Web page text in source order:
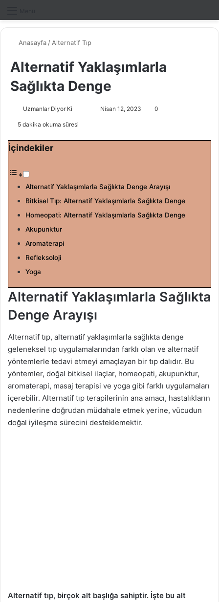
Anasayfa / Alternatif Tıp
Alternatif Yaklaşımlarla
Sağlıkta Denge
Uzmanlar Diyor Ki
n
X
s
t
a
m
k
Nisan 12, 2023 0
5 dakika okuma süresi
İçindekiler
Alternatif Yaklaşımlarla Sağlıkta Denge Arayışı
Bitkisel Tıp: Alternatif Yaklaşımlarla Sağlıkta Denge
Homeopati: Alternatif Yaklaşımlarla Sağlıkta Denge
Akupunktur
Aromaterapi
Refleksoloji
Yoga
Alternatif Yaklaşımlarla Sağlıkta
Denge Arayışı
Alternatif tıp, alternatif yaklaşımlarla sağlıkta denge
geleneksel tıp uygulamalarından farklı olan ve alternatif
yöntemlerle tedavi etmeyi amaçlayan bir tıp dalıdır. Bu
yöntemler, doğal bitkisel ilaçlar, homeopati, akupunktur,
aromaterapi, masaj terapisi ve yoga gibi farklı uygulamaları
içerebilir. Alternatif tıp terapilerinin ana amacı, hastalıkların
nedenlerine doğrudan müdahale etmek yerine, vücudun
doğal iyileşme sürecini desteklemektir.
Alternatif tıp, birçok alt başlığa sahiptir. İşte bu alt